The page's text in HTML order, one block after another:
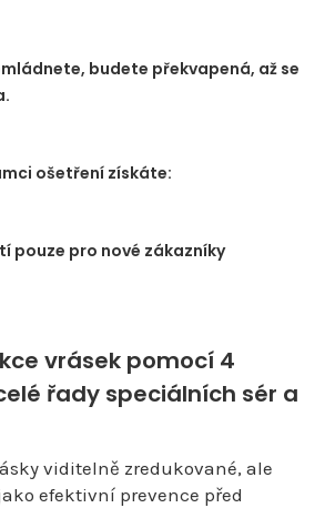
budete překvapená, až se
ošetření získáte:
pouze pro nové zákazníky
vrásek pomocí 4
řady speciálních sér a
viditelně zredukované, ale
efektivní prevence před